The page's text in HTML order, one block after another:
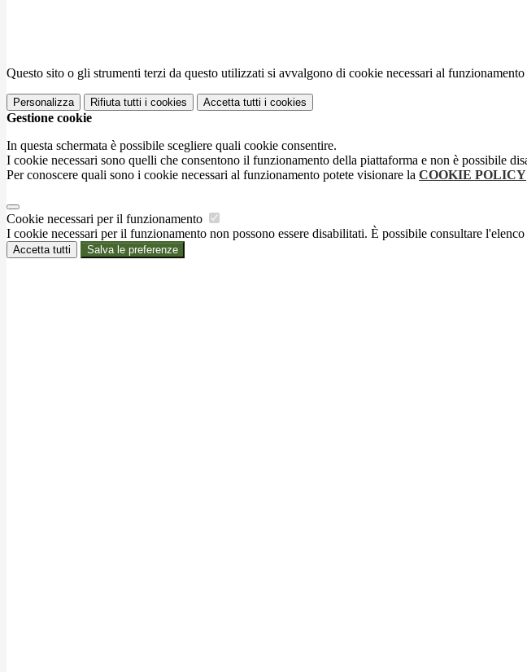
Questo sito o gli strumenti terzi da questo utilizzati si avvalgono di cookie necessari al
Personalizza Rifiuta tutti i cookies Accetta tutti i cookies
Gestione cookie
In questa schermata è possibile scegliere quali cookie consentire.
I cookie necessari sono quelli che consentono il funzionamento della piattaforma e non è possibile
Per conoscere quali sono i cookie necessari al funzionamento potete visionare la COOKIE POLICY
Cookie necessari per il funzionamento
I cookie necessari per il funzionamento non possono essere disabilitati. È possibile consultare
Accetta tutti Salva le preferenze